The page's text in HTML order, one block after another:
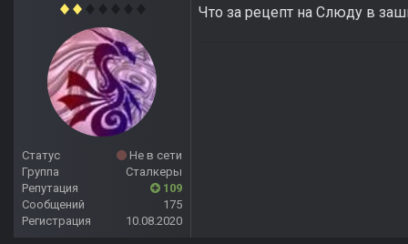
Статус
Не в сети
Группа
Сталкеры
Репутация
109
Сообщений
175
Регистрация
10.08.2020
Что за рецепт на Слюду в